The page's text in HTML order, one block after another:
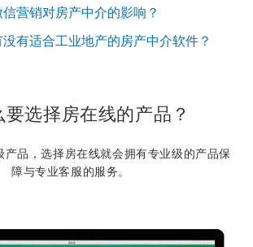
信营销对房产中介的影响？
没有适合工业地产的房产中介软件？
要选择房在线的产品？
产品，选择房在线就会拥有专业级的产品保
障与专业客服的服务。